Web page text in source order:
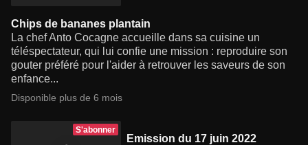
Chips de bananes plantain
La chef Anto Cocagne accueille dans sa cuisine un
téléspectateur, qui lui confie une mission : reproduire son
gouter préféré pour l'aider à retrouver les saveurs de son
enfance...
Disponible plus de 6 mois
S'abonner
Emission du 17 juin 2022